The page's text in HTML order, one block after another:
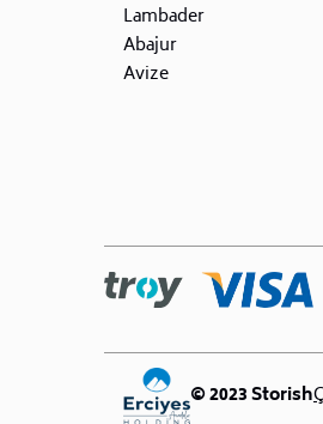
Lambader
Abajur
Avize
© 2023 Storish